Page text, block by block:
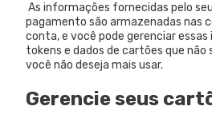
As informações fornecidas pelo
pagamento são armazenadas nas
conta, e você pode gerenciar
tokens e dados de cartões que não
você não deseja mais usar.
Gerencie seus